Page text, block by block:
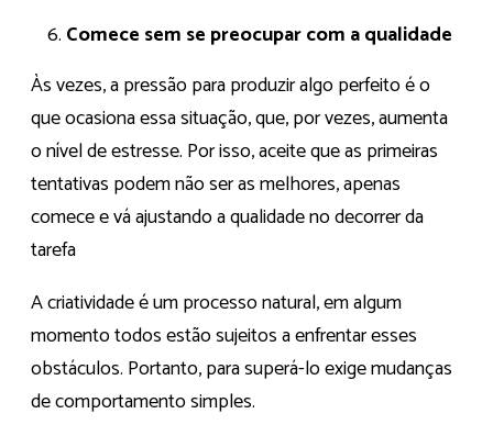
Comece sem se preocupar com a qualidade
Às vezes, a pressão para produzir algo perfeito é o
que ocasiona essa situação, que, por vezes, aumenta
o nível de estresse. Por isso, aceite que as primeiras
tentativas podem não ser as melhores, apenas
comece e vá ajustando a qualidade no decorrer da
tarefa
A criatividade é um processo natural, em algum
momento todos estão sujeitos a enfrentar esses
obstáculos. Portanto, para superá-lo exige mudanças
de comportamento simples.